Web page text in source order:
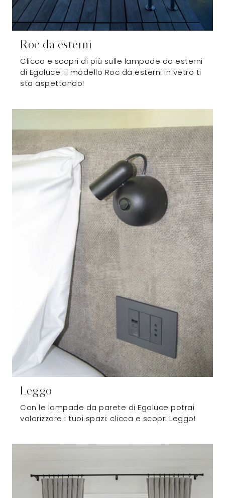
Roc da esterni
Clicca e scopri di più sulle lampade da esterni
di Egoluce: il modello Roc da esterni in vetro ti
sta aspettando!
Leggo
Con le lampade da parete di Egoluce potrai
valorizzare i tuoi spazi: clicca e scopri Leggo!